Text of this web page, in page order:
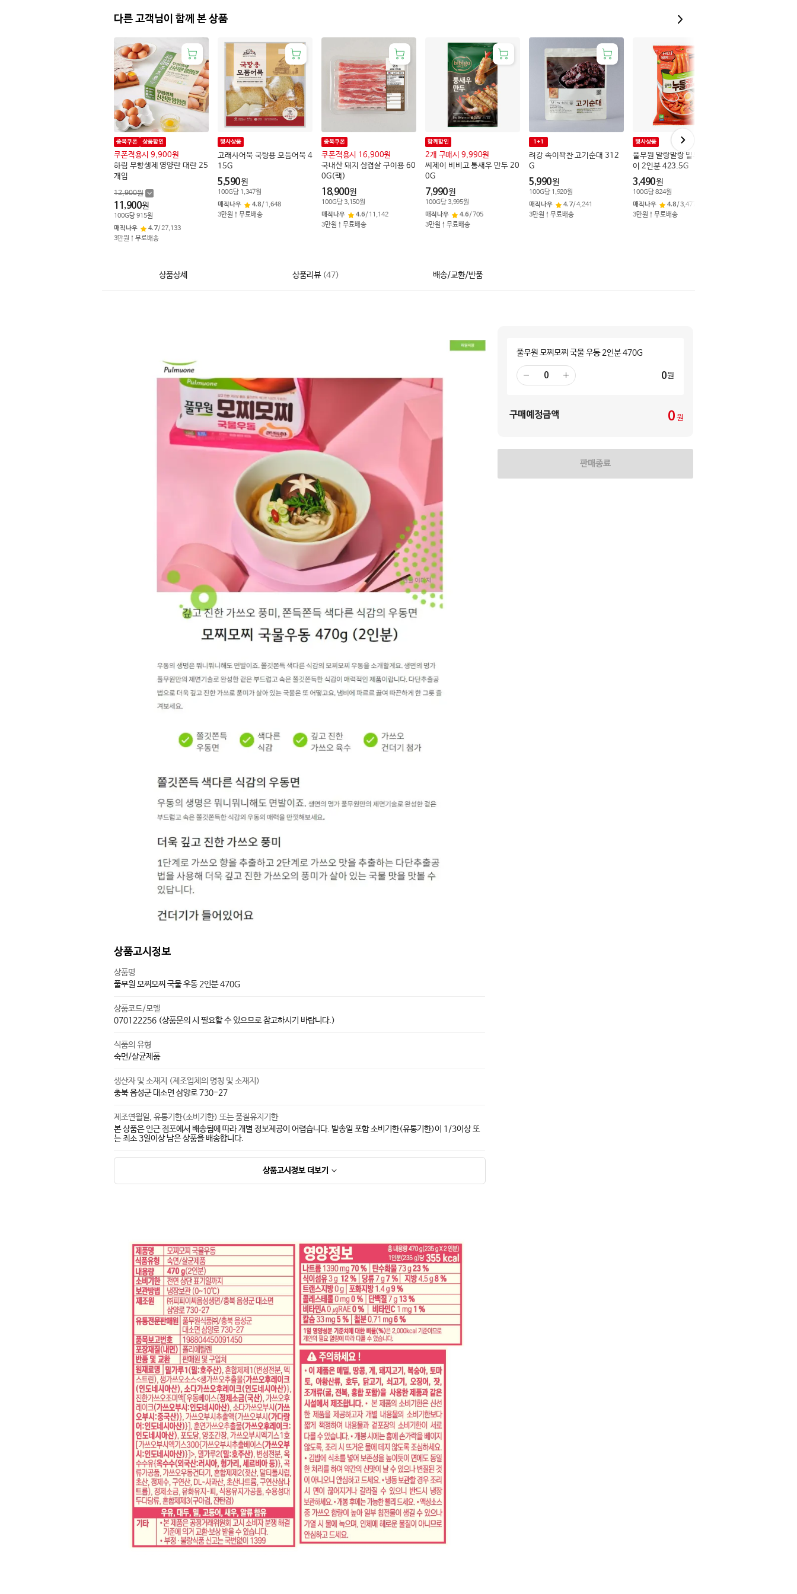
다른 고객님이 함께 본 상품
하림 무항생제 영양란 대란 25
개입
중복쿠폰 상품할인
쿠폰적용시 9,900원
12,900원
11,900원
100G당915원
매직나우
4.7/27,133
3만원↑무료배송
고래사어묵 국탕용 모듬어묵 4
15G
행사상품
5,590원
100G당 1,347원
매직나우
4.8/ 1,648
3만원↑무료배송
국내산 돼지 삼겹살 구이용 60
0G(팩)
중복쿠폰
쿠폰적용시 16,900원
18,900원
100G당3,150원
매직나우
4.6/ 11,142
3만원↑무료배송
씨제이 비비고 통새우 만두 20
0G
함께할인
2개 구매시 9,990원
7,990원
100G당3,995원
매직나우
4.6/705
3만원↑무료배송
려강 속이꽉찬 고기순대 312
G
1+1
5,990원
100G당 1,920원
매직나우
4.7/4,241
3만원↑무료배송
풀무원 말랑말랑 밀누들 떡볶
이 2인분 423.5G
행사상품
3,490원
100G당824원
매직나우
4.8/3,477
3만원↑무료배송
상품상세 상품리뷰 (47) 배송/교환/반품
상품고시정보
상품명
풀무원 모찌모찌 국물 우동 2인분 470G
상품코드/모델
070122256 (상품문의 시 필요할 수 있으므로 참고하시기 바랍니다.)
식품의 유형
숙면/살균제품
생산자 및 소재지 (제조업체의 명칭 및 소재지)
충북 음성군 대소면 삼양로 730-27
제조연월일, 유통기한(소비기한) 또는 품질유지기한
본 상품은 인근 점포에서 배송됨에 따라 개별 정보제공이 어렵습니다. 발송일 포함 소비기한(유통기한)이 1/3이상 또
는 최소 3일이상 남은 상품을 배송합니다.
상품고시정보 더보기
풀무원 모찌모찌 국물 우동 2인분 470G
기
더
하
0원
구매예정금액 0 원
판매종료